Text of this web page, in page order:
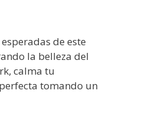
de este
la belleza del
calma tu
tomando un